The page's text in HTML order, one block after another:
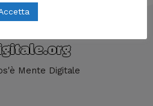
Mente Digitale